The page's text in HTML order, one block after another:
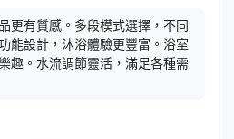
更有質感。多段模式選擇，不同
能設計，沐浴體驗更豐富。浴室
趣。水流調節靈活，滿足各種需